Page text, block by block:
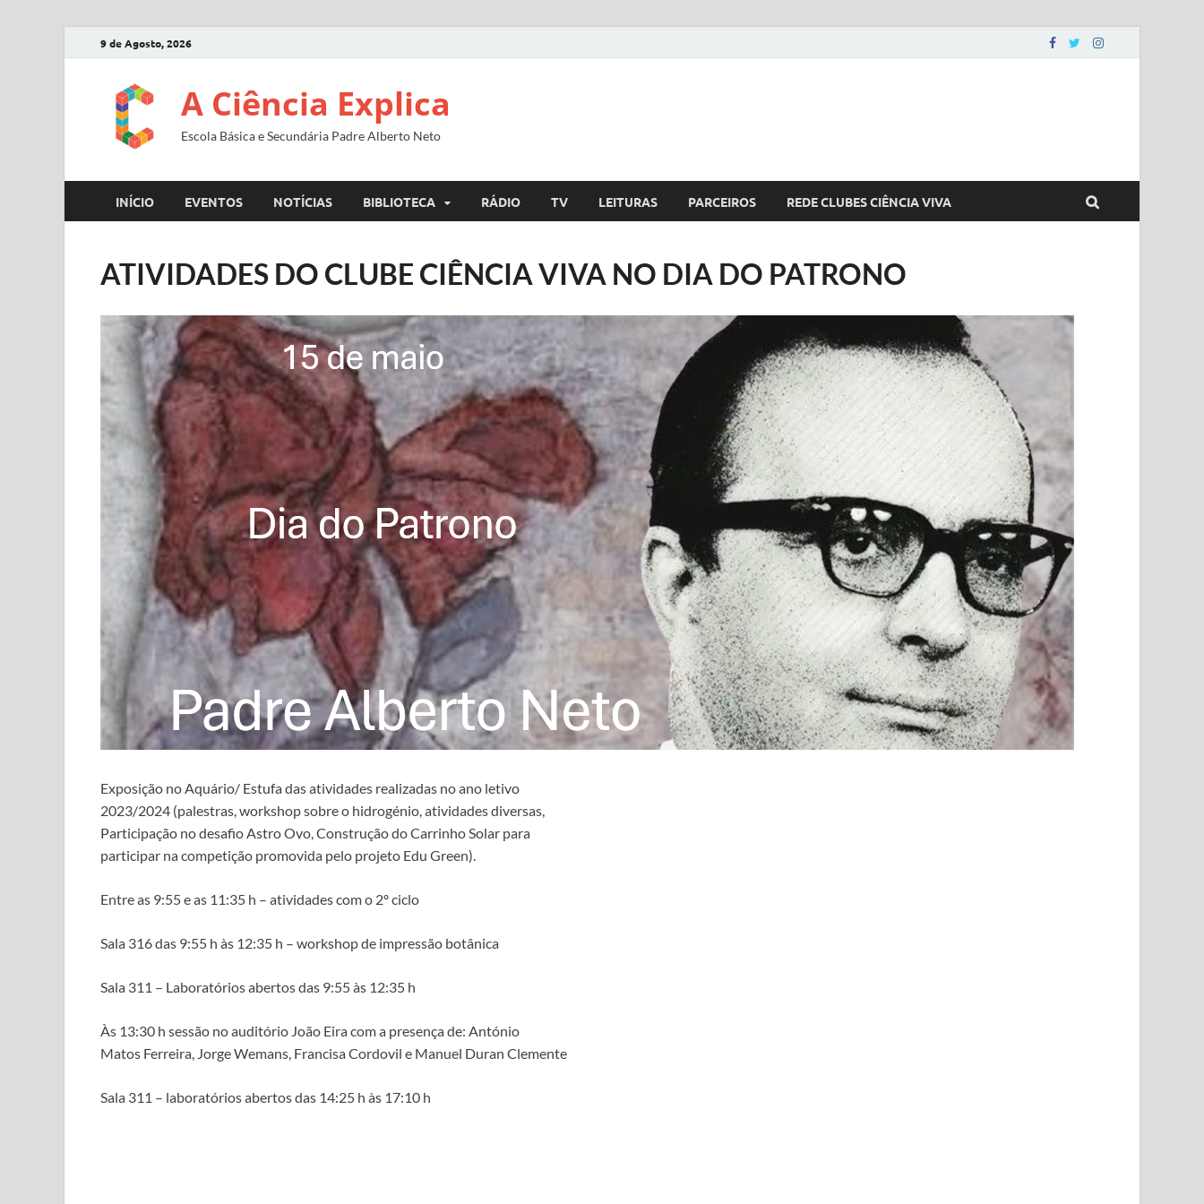
9 de Agosto, 2026
A Ciência Explica
Escola Básica e Secundária Padre Alberto Neto
INÍCIO EVENTOS NOTÍCIAS BIBLIOTECA RÁDIO TV LEITURAS PARCEIROS REDE CLUBES CIÊNCIA VIVA
ATIVIDADES DO CLUBE CIÊNCIA VIVA NO DIA DO PATRONO
Exposição no Aquário/ Estufa das atividades realizadas no ano letivo
2023/2024 (palestras, workshop sobre o hidrogénio, atividades diversas,
Participação no desafio Astro Ovo, Construção do Carrinho Solar para
participar na competição promovida pelo projeto Edu Green).
Entre as 9:55 e as 11:35 h – atividades com o 2º ciclo
Sala 316 das 9:55 h às 12:35 h – workshop de impressão botânica
Sala 311 – Laboratórios abertos das 9:55 às 12:35 h
Às 13:30 h sessão no auditório João Eira com a presença de: António
Matos Ferreira, Jorge Wemans, Francisa Cordovil e Manuel Duran Clemente
Sala 311 – laboratórios abertos das 14:25 h às 17:10 h